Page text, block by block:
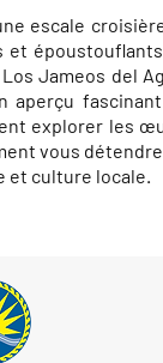
escale
et
Jameos del
aperçu
explorer les
vous
et culture locale.